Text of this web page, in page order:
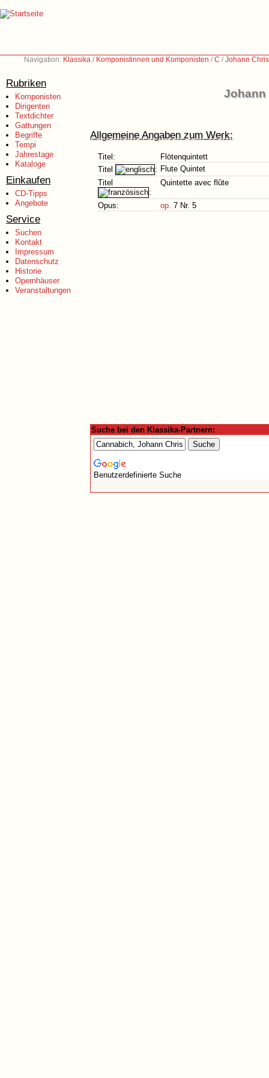
Navigation: Klassika / Komponistinnen und Komponisten /C /Johann
Rubriken
Komponisten
Dirigenten
Textdichter
Gattungen
Begriffe
Tempi
Jahrestage
Kataloge
Einkaufen
CD-Tipps
Angebote
Service
Suchen
Kontakt
Impressum
Datenschutz
Historie
Opernhäuser
Veranstaltungen
Johann
Allgemeine Angaben zum Werk:
Titel:
Flötenquintett
Titel
: Flute Quintet
Titel
:
Quintette avec flûte
Opus: op. 7 Nr. 5
Suche bei den Klassika-Partnern:
Benutzerdefinierte Suche